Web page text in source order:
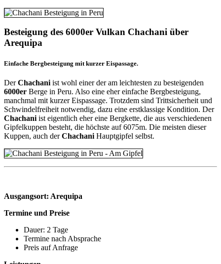
Besteigung des 6000er Vulkan Chachani über
Arequipa
Einfache Bergbesteigung mit kurzer Eispassage.
DerChachani ist wohl einer der am leichtesten zu besteigenden
6000er Berge in Peru. Also eine eher einfache Bergbesteigung,
manchmal mit kurzer Eispassage. Trotzdem sind Trittsicherheit und
Schwindelfreiheit notwendig, dazu eine erstklassige Kondition. Der
Chachani ist eigentlich eher eine Bergkette, die aus verschiedenen
Gipfelkuppen besteht, die höchste auf 6075m. Die meisten dieser
Kuppen, auch derChachani Hauptgipfel selbst.
Ausgangsort: Arequipa
Termine und Preise
Dauer: 2 Tage
Termine nach Absprache
Preis auf Anfrage